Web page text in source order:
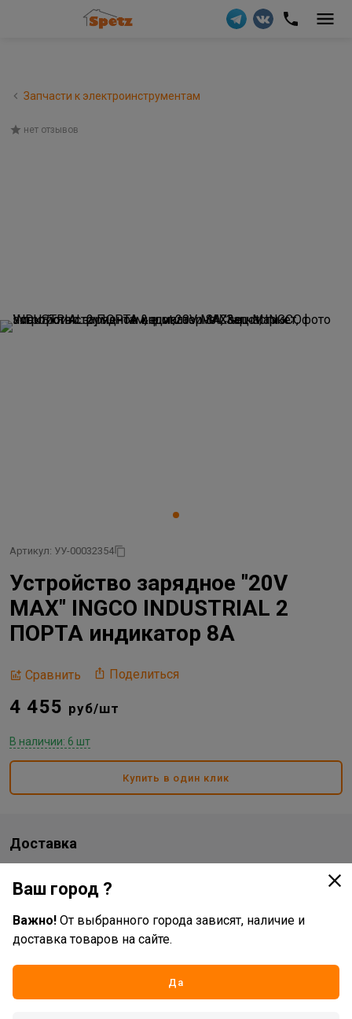
Запчасти к электроинструментам
нет отзывов
Артикул: УУ-00032354
Устройство зарядное "20V
MAX" INGCO INDUSTRIAL 2
ПОРТА индикатор 8А
Сравнить Поделиться
4 455 руб/шт
В наличии: 6 шт
Купить в один клик
Доставка
оформлении заказа.
Характеристики
Ваш город ?
Важно! От выбранного города зависят, наличие и
доставка товаров на сайте.
Да